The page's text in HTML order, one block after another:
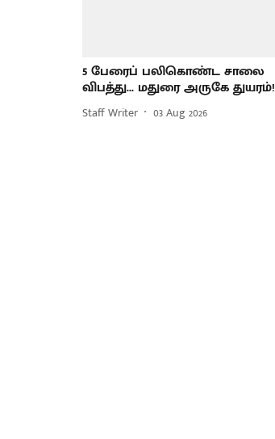
5 பேரைப் பலிகொண்ட சாலை
விபத்து... மதுரை அருகே துயரம்!
Staff Writer 03 Aug 2026